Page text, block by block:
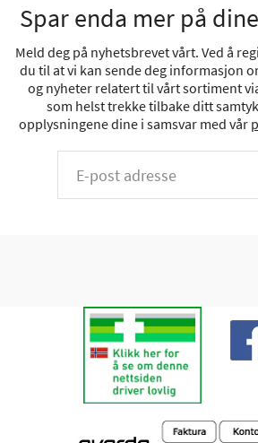
Spar enda mer på
Meld deg på nyhetsbrevet vårt. Ved å
du til at vi kan sende deg informasjon
og nyheter relatert til vårt sortiment
som helst trekke tilbake ditt
opplysningene dine i samsvar med vår